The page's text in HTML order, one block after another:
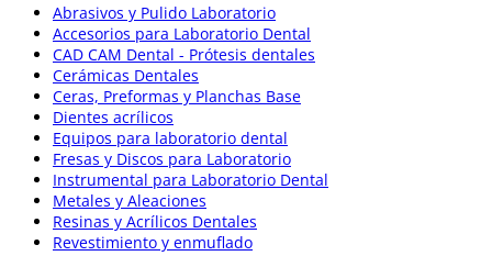
Abrasivos y Pulido Laboratorio
Accesorios para Laboratorio Dental
CAD CAM Dental - Prótesis dentales
Cerámicas Dentales
Ceras, Preformas y Planchas Base
Dientes acrílicos
Equipos para laboratorio dental
Fresas y Discos para Laboratorio
Instrumental para Laboratorio Dental
Metales y Aleaciones
Resinas y Acrílicos Dentales
Revestimiento y enmuflado